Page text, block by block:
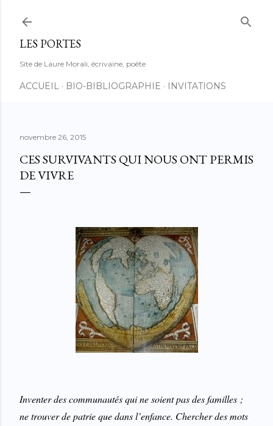
LES PORTES
Site de Laure Morali, écrivaine, poète
ACCUEIL BIO-BIBLIOGRAPHIE INVITATIONS
novembre 26, 2015
CES SURVIVANTS QUI NOUS ONT PERMIS
DE VIVRE
Inventer des communautés qui ne soient pas des familles ;
ne trouver de patrie que dans l’enfance. Chercher des mots